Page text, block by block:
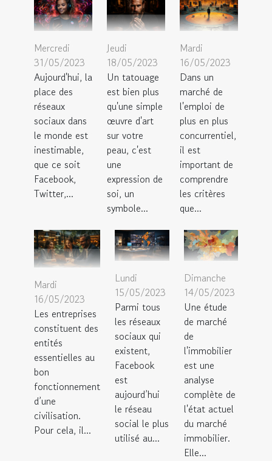
Mercredi
31/05/2023
Aujourd'hui, la
place des
réseaux
sociaux dans
le monde est
inestimable,
que ce soit
Facebook,
Twitter,...
Jeudi
18/05/2023
Un tatouage
est bien plus
qu'une simple
œuvre d'art
sur votre
peau, c'est
une
expression de
soi, un
symbole...
Mardi
16/05/2023
Dans un
marché de
l'emploi de
plus en plus
concurrentiel,
il est
important de
comprendre
les critères
que...
Mardi
16/05/2023
Les entreprises
constituent des
entités
essentielles au
bon
fonctionnement
d’une
civilisation.
Pour cela, il...
Lundi
15/05/2023
Parmi tous
les réseaux
sociaux qui
existent,
Facebook
est
aujourd’hui
le réseau
social le plus
utilisé au...
Dimanche
14/05/2023
Une étude
de marché
de
l'immobilier
est une
analyse
complète de
l'état actuel
du marché
immobilier.
Elle...